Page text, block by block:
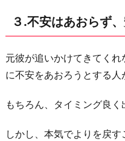
３.不安はあおらず
元彼が追いかけてきてく
に不安をあおろうとする人
もちろん、タイミング良く
しかし、本気でよりを戻